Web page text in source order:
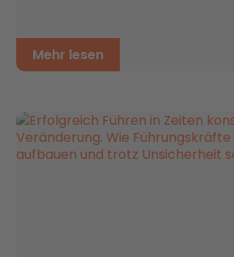
Mehr lesen